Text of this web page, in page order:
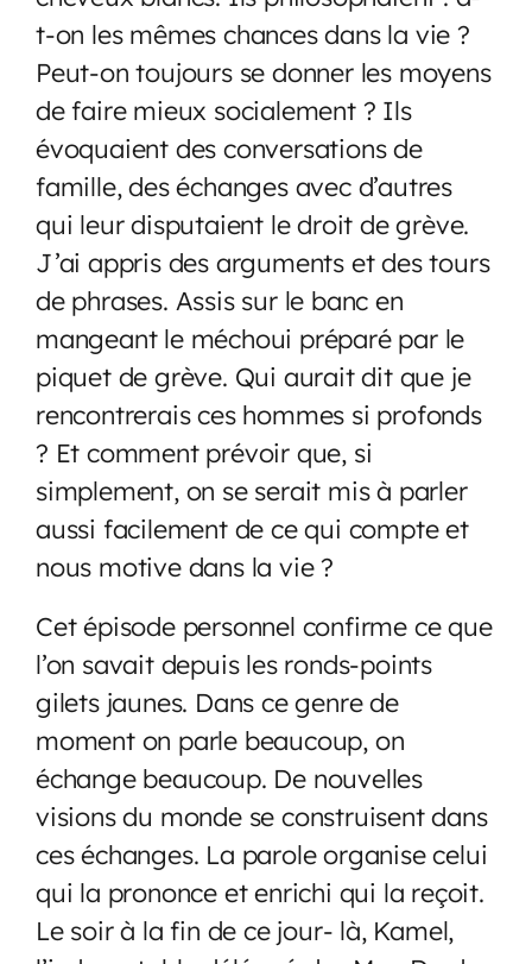
t-on les mêmes chances dans la vie ?
Peut-on toujours se donner les moyens
de faire mieux socialement ? Ils
évoquaient des conversations de
famille, des échanges avec d’autres
qui leur disputaient le droit de grève.
J’ai appris des arguments et des tours
de phrases. Assis sur le banc en
mangeant le méchoui préparé par le
piquet de grève. Qui aurait dit que je
rencontrerais ces hommes si profonds
? Et comment prévoir que, si
simplement, on se serait mis à parler
aussi facilement de ce qui compte et
nous motive dans la vie ?
Cet épisode personnel confirme ce que
l’on savait depuis les ronds-points
gilets jaunes. Dans ce genre de
moment on parle beaucoup, on
échange beaucoup. De nouvelles
visions du monde se construisent dans
ces échanges. La parole organise celui
qui la prononce et enrichi qui la reçoit.
Le soir à la fin de ce jour- là, Kamel,